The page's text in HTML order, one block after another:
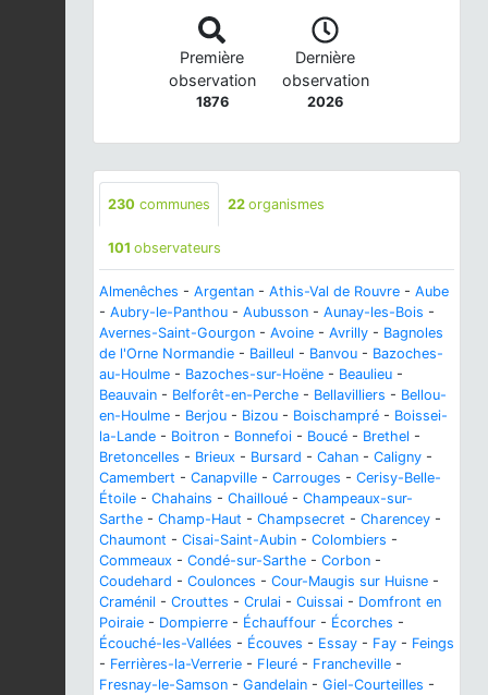
Première
observation
1876
Dernière
observation
2026
230 communes 22 organismes
101 observateurs
Almenêches - Argentan - Athis-Val de Rouvre - Aube
- Aubry-le-Panthou - Aubusson - Aunay-les-Bois -
Avernes-Saint-Gourgon - Avoine - Avrilly - Bagnoles
de l'Orne Normandie - Bailleul - Banvou - Bazoches-
au-Houlme - Bazoches-sur-Hoëne - Beaulieu -
Beauvain - Belforêt-en-Perche - Bellavilliers - Bellou-
en-Houlme - Berjou - Bizou - Boischampré - Boissei-
la-Lande - Boitron - Bonnefoi - Boucé - Brethel -
Bretoncelles - Brieux - Bursard - Cahan - Caligny -
Camembert - Canapville - Carrouges - Cerisy-Belle-
Étoile - Chahains - Chailloué - Champeaux-sur-
Sarthe - Champ-Haut - Champsecret - Charencey -
Chaumont - Cisai-Saint-Aubin - Colombiers -
Commeaux - Condé-sur-Sarthe - Corbon -
Coudehard - Coulonces - Cour-Maugis sur Huisne -
Craménil - Crouttes - Crulai - Cuissai - Domfront en
Poiraie - Dompierre - Échauffour - Écorches -
Écouché-les-Vallées - Écouves - Essay - Fay - Feings
- Ferrières-la-Verrerie - Fleuré - Francheville -
Fresnay-le-Samson - Gandelain - Giel-Courteilles -